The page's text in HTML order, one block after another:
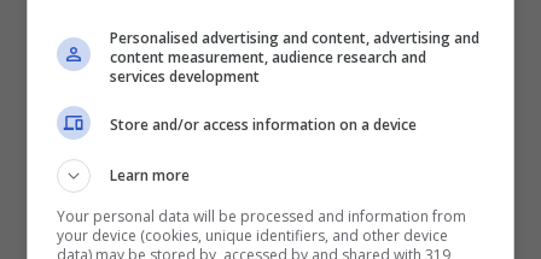
Questa musica è la mia maledizione,
al tempo stesso l’unica vera ragione per la
quale batte il cuore,
Personalised advertising and content, advertising and
content measurement, audience research and
services development
Store and/or access information on a device
Learn more
Your personal data will be processed and information from
your device (cookies, unique identifiers, and other device
data) may be stored by, accessed by and shared with 319